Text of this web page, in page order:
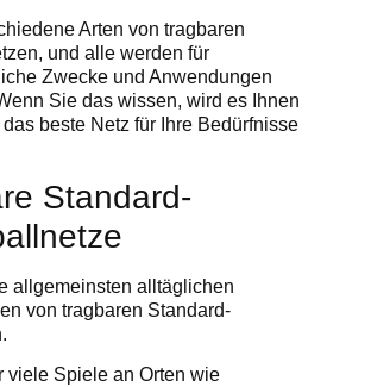
Arten von tragbaren
und alle werden für
Zwecke und Anwendungen
Sie das wissen, wird es Ihnen
das beste Netz für Ihre Bedürfnisse
Standard-
allgemeinsten alltäglichen
von tragbaren Standard-
viele Spiele an Orten wie